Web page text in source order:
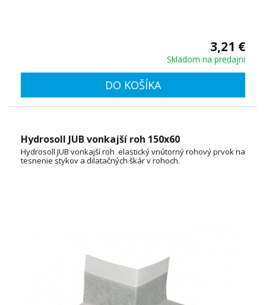
3,21 €
Skladom na predajni
DO KOŠÍKA
Hydrosoll JUB vonkajší roh 150x60
Hydrosoll JUB vonkajší roh elastický vnútorný rohový prvok na
tesnenie stykov a dilatačných škár v rohoch.